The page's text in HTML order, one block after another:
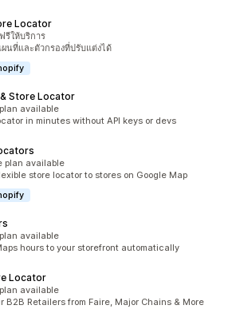
Locator
รีให้บริการ
นที่และตัวกรองที่ปรับแต่งได้
Store Locator
available
in minutes without API keys or devs
plan available
store locator to stores on Google Map
available
hours to your storefront automatically
Locator
available
B2B Retailers from Faire, Major Chains & More